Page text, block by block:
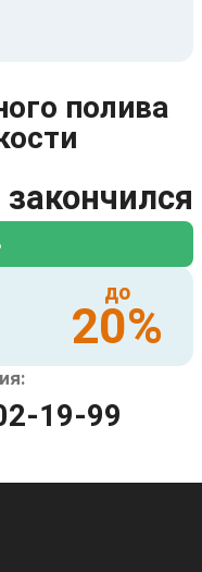
полива
до
20%
19-99